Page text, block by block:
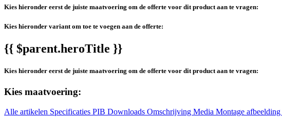
Kies hieronder eerst de juiste maatvoering om de offerte voor dit product aan te vragen:
Kies hieronder variant om toe te voegen aan de offerte:
{{ $parent.heroTitle }}
Kies hieronder eerst de juiste maatvoering om de offerte voor dit product aan te vragen:
Kies maatvoering:
Alle artikelen Specificaties PIB Downloads Omschrijving Media Montage afbeelding